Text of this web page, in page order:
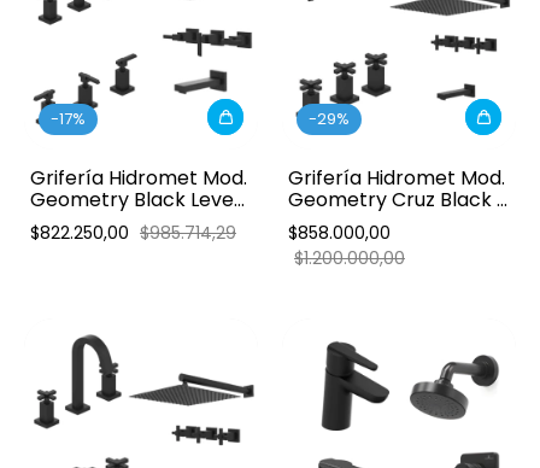
-17%
Grifería Hidromet Mod.
Geometry Black Lever
- Combo
$822.250,00 $985.714,29
-29%
Grifería Hidromet Mod.
Geometry Cruz Black -
Combo Pared
$858.000,00
$1.200.000,00